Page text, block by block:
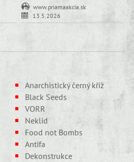
www.priamaakcia.sk
13.5.2026
Anarchistický černý kříž
Black Seeds
VORR
Neklid
Food not Bombs
Antifa
Dekonstrukce